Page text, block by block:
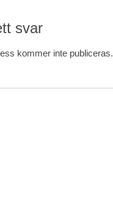
svar
kommer inte publiceras.